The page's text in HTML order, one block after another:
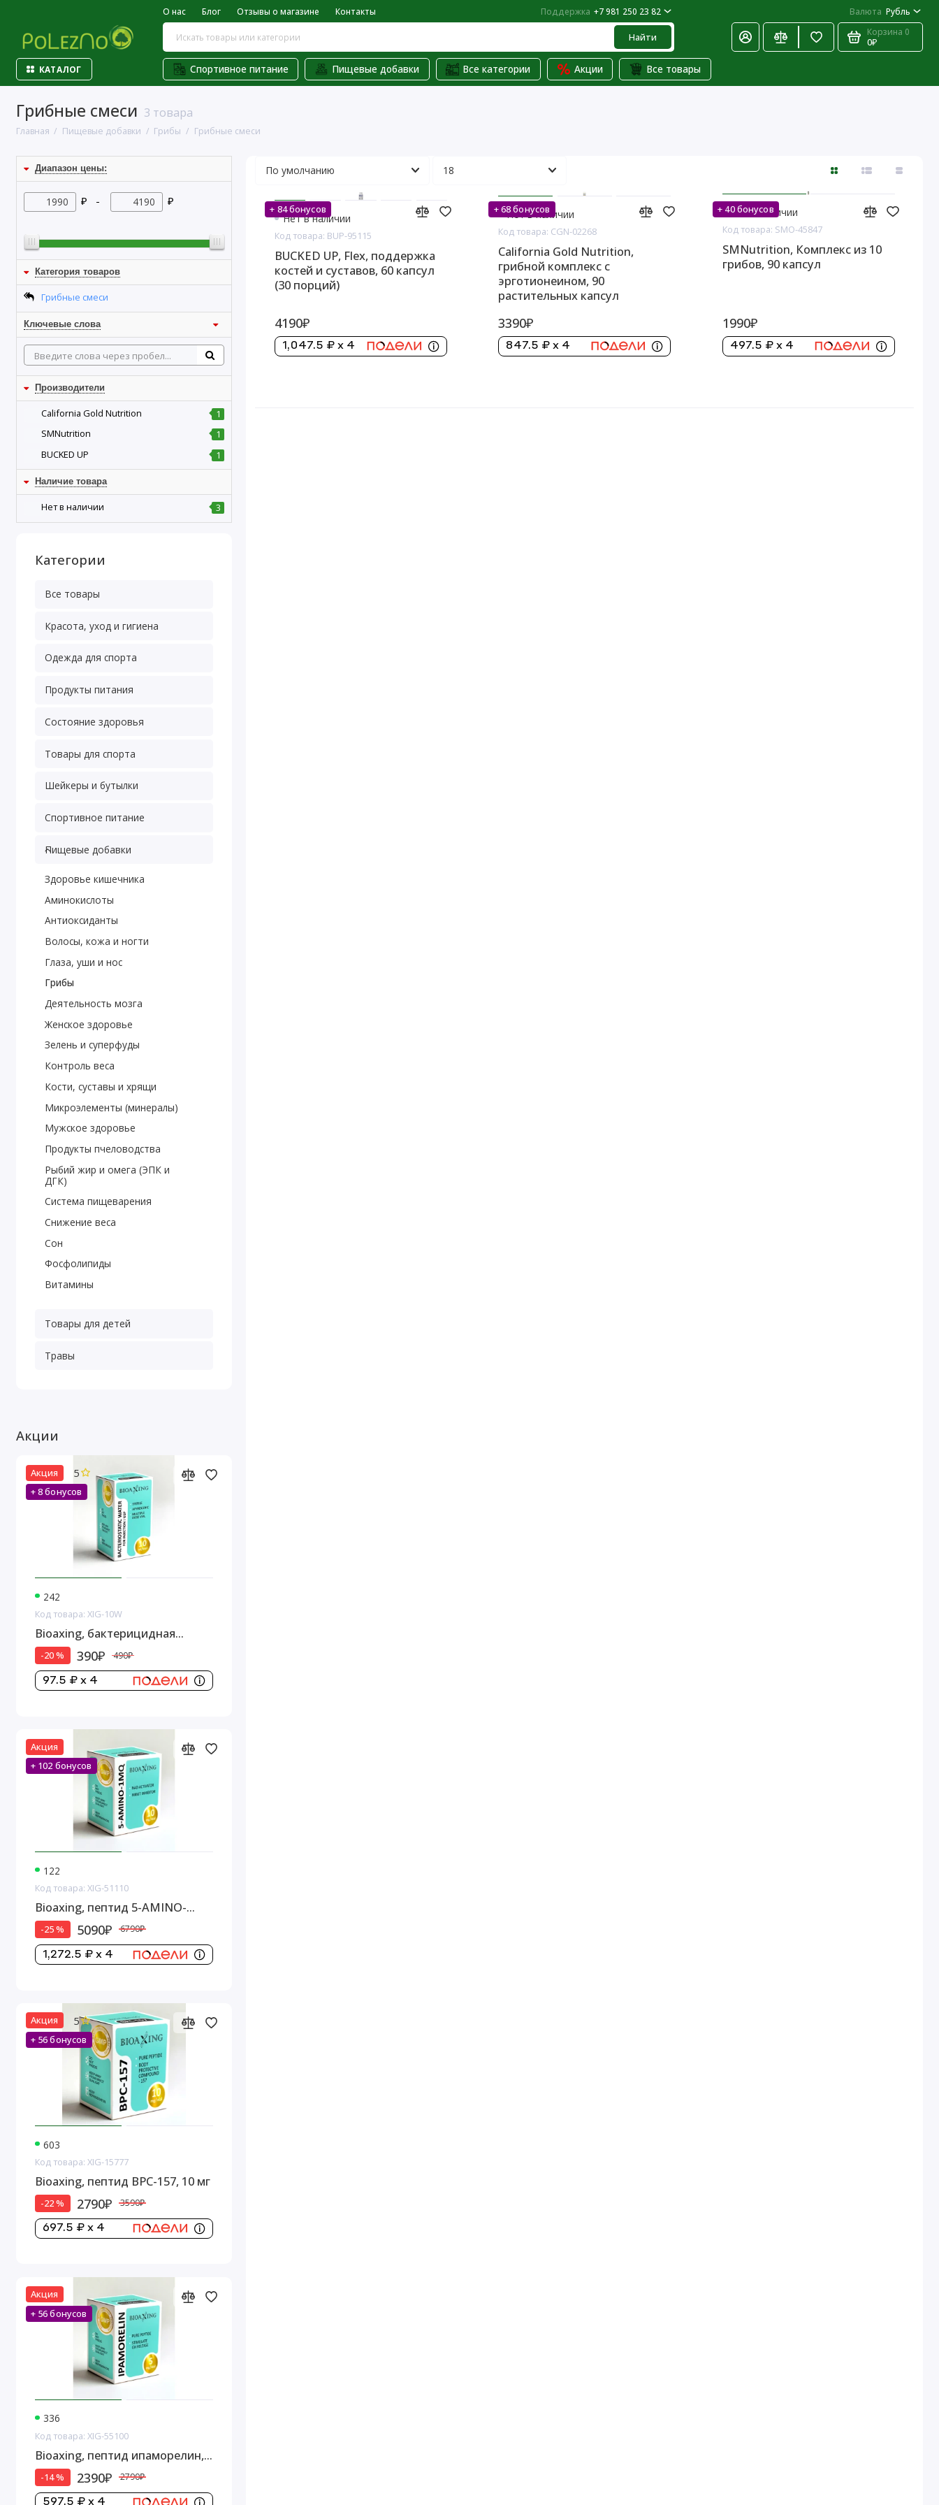
О нас Блог Отзывы о магазине Контакты Поддержка +7 981 250 23 82 Валюта Рубль
Найти Корзина 0
0₽
КАТАЛОГ Спортивное питание Пищевые добавки Все категории Акции Все товары
Грибные смеси 3 товара
Главная Пищевые добавки Грибы Грибные смеси
Диапазон цены:
₽ - ₽
Категория товаров
Грибные смеси
Ключевые слова
Производители
California Gold Nutrition
1
SMNutrition
1
BUCKED UP
1
Наличие товара
Нет в наличии 3
Категории
Все товары
Красота, уход и гигиена
Одежда для спорта
Продукты питания
Состояние здоровья
Товары для спорта
Шейкеры и бутылки
Спортивное питание
Пищевые добавки
Здоровье кишечника
Аминокислоты
Антиоксиданты
Волосы, кожа и ногти
Глаза, уши и нос
Грибы
Деятельность мозга
Женское здоровье
Зелень и суперфуды
Контроль веса
Кости, суставы и хрящи
Микроэлементы (минералы)
Мужское здоровье
Продукты пчеловодства
Рыбий жир и омега (ЭПК и
ДГК)
Система пищеварения
Снижение веса
Сон
Фосфолипиды
Витамины
Товары для детей
Травы
Акции
Акция
+ 8 бонусов
5
242
Код товара: XIG-10W
Bioaxing, бактерицидная
вода,1 стеклянный флакон, 10
мл
-20 % 390₽ 490₽
97.5 ₽ x 4
Акция
+ 102 бонусов
122
Код товара: XIG-51110
Bioaxing, пептид 5-AMINO-
1MQ, 10 мг
-25 % 5090₽ 6790₽
1,272.5 ₽ x 4
Акция
+ 56 бонусов
5
603
Код товара: XIG-15777
Bioaxing, пептид BPC-157, 10 мг
-22 % 2790₽ 3590₽
697.5 ₽ x 4
Акция
+ 56 бонусов
336
Код товара: XIG-55100
Bioaxing, пептид ипаморелин,
5 мг
-14 % 2390₽ 2790₽
597.5 ₽ x 4
+ 84 бонусов
Нет в наличии
Код товара: BUP-95115
BUCKED UP, Flex, поддержка
костей и суставов, 60 капсул
(30 порций)
4190₽
1,047.5 ₽ x 4
+ 68 бонусов
Нет в наличии
Код товара: CGN-02268
California Gold Nutrition,
грибной комплекс с
эрготионеином, 90
растительных капсул
3390₽
847.5 ₽ x 4
+ 40 бонусов
Нет в наличии
Код товара: SMO-45847
SMNutrition, Комплекс из 10
грибов, 90 капсул
1990₽
497.5 ₽ x 4